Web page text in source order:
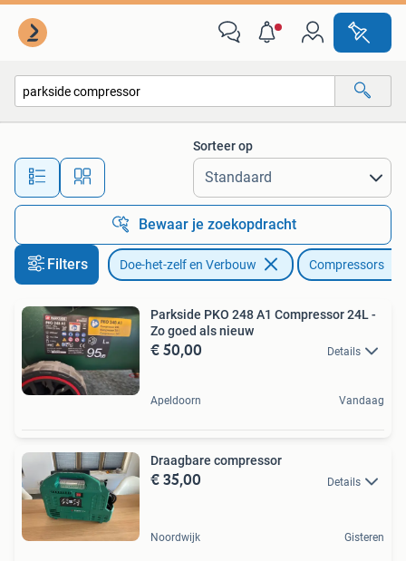
Alle afstanden…
Sorteer op
Bewaar je zoekopdracht
Filters Doe-het-zelf en Verbouw Compressors
Parkside PKO 248 A1 Compressor 24L -
Zo goed als nieuw
€ 50,00 Details
Apeldoorn Vandaag
Draagbare compressor
€ 35,00 Details
Noordwijk Gisteren